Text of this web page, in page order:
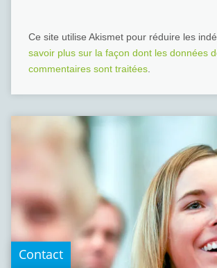
Ce site utilise Akismet pour réduire les
savoir plus sur la façon dont les données
commentaires sont traitées.
Contact